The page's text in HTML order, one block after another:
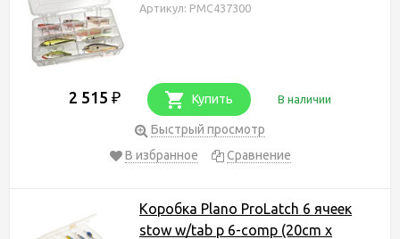
Артикул: PMC437300
2 515 ₽ Купить В наличии
Быстрый просмотр
В избранное
Сравнение
Коробка Plano ProLatch 6 ячеек
stow w/tab p 6-comp (20cm x